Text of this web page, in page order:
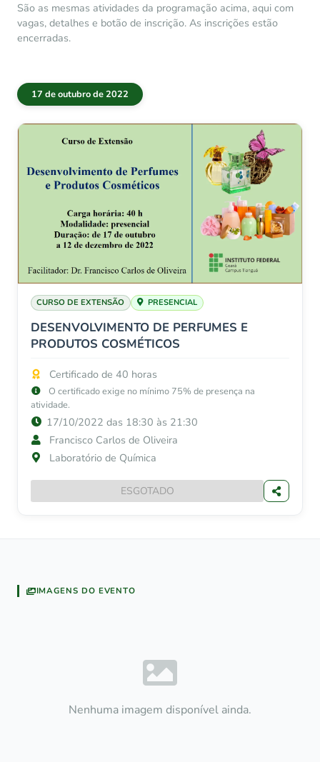
São as mesmas atividades da programação acima, aqui com
vagas, detalhes e botão de inscrição. As inscrições estão
encerradas.
17 de outubro de 2022
CURSO DE EXTENSÃO PRESENCIAL
DESENVOLVIMENTO DE PERFUMES E
PRODUTOS COSMÉTICOS
Certificado de 40 horas
O certificado exige no mínimo 75% de presença na
atividade.
17/10/2022 das 18:30 às 21:30
Francisco Carlos de Oliveira
Laboratório de Química
ESGOTADO
IMAGENS DO EVENTO
Nenhuma imagem disponível ainda.